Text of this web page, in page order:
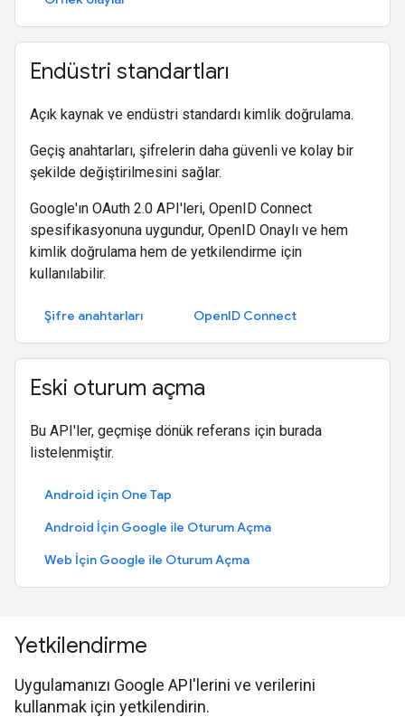
Endüstri standartları
Açık kaynak ve endüstri standardı kimlik doğrulama.
Geçiş anahtarları, şifrelerin daha güvenli ve kolay bir
şekilde değiştirilmesini sağlar.
Google'ın OAuth 2.0 API'leri, OpenID Connect
spesifikasyonuna uygundur, OpenID Onaylı ve hem
kimlik doğrulama hem de yetkilendirme için
kullanılabilir.
Şifre anahtarları OpenID Connect
Eski oturum açma
Bu API'ler, geçmişe dönük referans için burada
listelenmiştir.
Android için One Tap
Android İçin Google ile Oturum Açma
Web İçin Google ile Oturum Açma
Yetkilendirme
Uygulamanızı Google API'lerini ve verilerini
kullanmak için yetkilendirin.